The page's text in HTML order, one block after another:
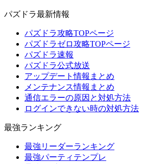
パズドラ最新情報
パズドラ攻略TOPページ
パズドラゼロ攻略TOPページ
パズドラ速報
パズドラ公式放送
アップデート情報まとめ
メンテナンス情報まとめ
通信エラーの原因と対処方法
ログインできない時の対処方法
最強ランキング
最強リーダーランキング
最強パーティテンプレ